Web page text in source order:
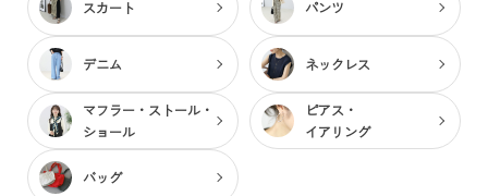
スカート パンツ
デニム ネックレス
マフラー・ストール・
ショール
ピアス・
イアリング
バッグ